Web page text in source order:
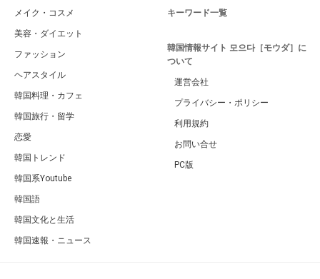
メイク・コスメ
美容・ダイエット
ファッション
ヘアスタイル
韓国料理・カフェ
韓国旅行・留学
恋愛
韓国トレンド
韓国系Youtube
韓国語
韓国文化と生活
韓国速報・ニュース
キーワード一覧
韓国情報サイト 모으다［モウダ］に
ついて
運営会社
プライバシー・ポリシー
利用規約
お問い合せ
PC版